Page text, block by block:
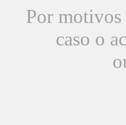
Por motivos
caso o